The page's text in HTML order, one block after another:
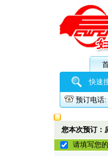
快速
预订电话:
您本次预订：
请填写您